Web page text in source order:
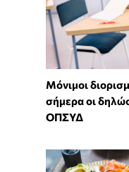
Μόνιμοι
σήμερα οι
ΟΠΣΥΔ